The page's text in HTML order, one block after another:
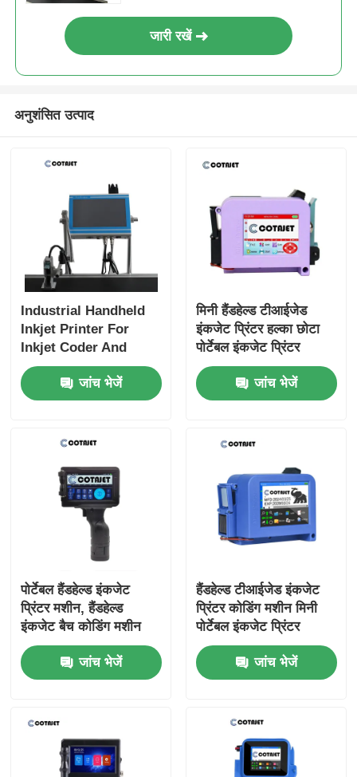
जारी रखें
अनुशंसित उत्पाद
Industrial Handheld
Inkjet Printer For
Inkjet Coder And
Inkjet Marking
जांच भेजें
मिनी हैंडहेल्ड टीआईजेड
इंकजेट प्रिंटर हल्का छोटा
पोर्टेबल इंकजेट प्रिंटर
जांच भेजें
पोर्टेबल हैंडहेल्ड इंकजेट
प्रिंटर मशीन, हैंडहेल्ड
इंकजेट बैच कोडिंग मशीन
जांच भेजें
हैंडहेल्ड टीआईजेड इंकजेट
प्रिंटर कोडिंग मशीन मिनी
पोर्टेबल इंकजेट प्रिंटर
जांच भेजें